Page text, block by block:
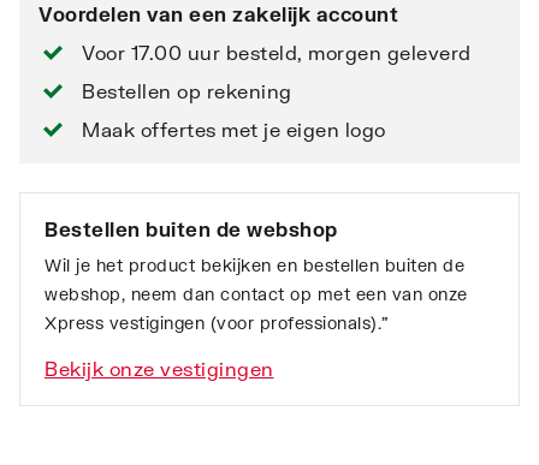
Voordelen van een zakelijk account
Voor 17.00 uur besteld, morgen geleverd
Bestellen op rekening
Maak offertes met je eigen logo
Bestellen buiten de webshop
Wil je het product bekijken en bestellen buiten de
webshop, neem dan contact op met een van onze
Xpress vestigingen (voor professionals).”
Bekijk onze vestigingen